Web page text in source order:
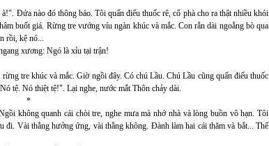
Đứa nào đó thông báo. Tôi quấn điếu thuốc rê, cố phà cho ra thật nhiều khói
buốt giá. Rừng tre vướng víu ngàn khúc và mắc. Con rắn dài ngoằng bò qua
rồi, kệ nó...
xương: Ngó là xỉu tại trận!
tre khúc và mắc. Giờ ngồi đây. Có chú Lầu. Chú Lầu cũng quấn điếu thuốc
tệ. Nó thiệt tệ!". Lại nghe, nước mắt Thôn chảy dài.
*
không quanh cái chòi tre, nghe mưa mà nhớ nhà và lòng buồn vô hạn. Tôi
Vài thằng hưởng ứng, vài thằng không. Đành làm hai cái thăm và bắt... Thế